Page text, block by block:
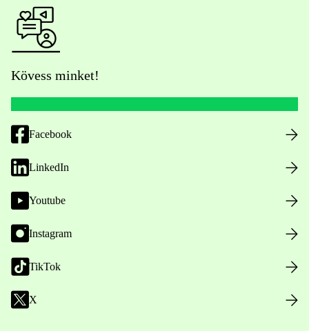
Kövess minket!
Facebook
LinkedIn
Youtube
Instagram
TikTok
X